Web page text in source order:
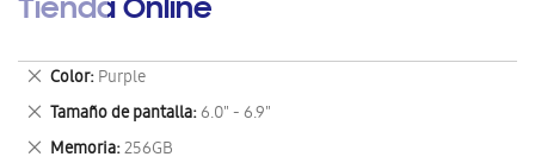
Tienda Online
Color Purple
Eliminar
este
artículo
Tamaño de pantalla 6.0" - 6.9"
Eliminar
este
Memoria 256GB
Eliminar